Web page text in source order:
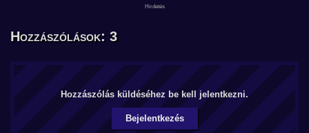
Hozzászólások: 3
Hozzászólás küldéséhez be kell jelentkezni.
Bejelentkezés